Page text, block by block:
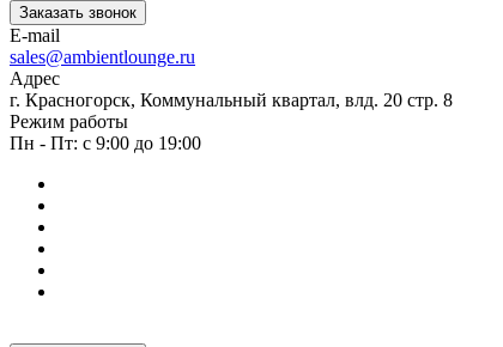
Заказать звонок
E-mail
sales@ambientlounge.ru
Адрес
г. Красногорск, Коммунальный квартал, влд. 20 стр. 8
Режим работы
Пн - Пт: с 9:00 до 19:00